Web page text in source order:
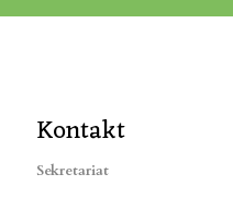
Kontakt
Sekretariat